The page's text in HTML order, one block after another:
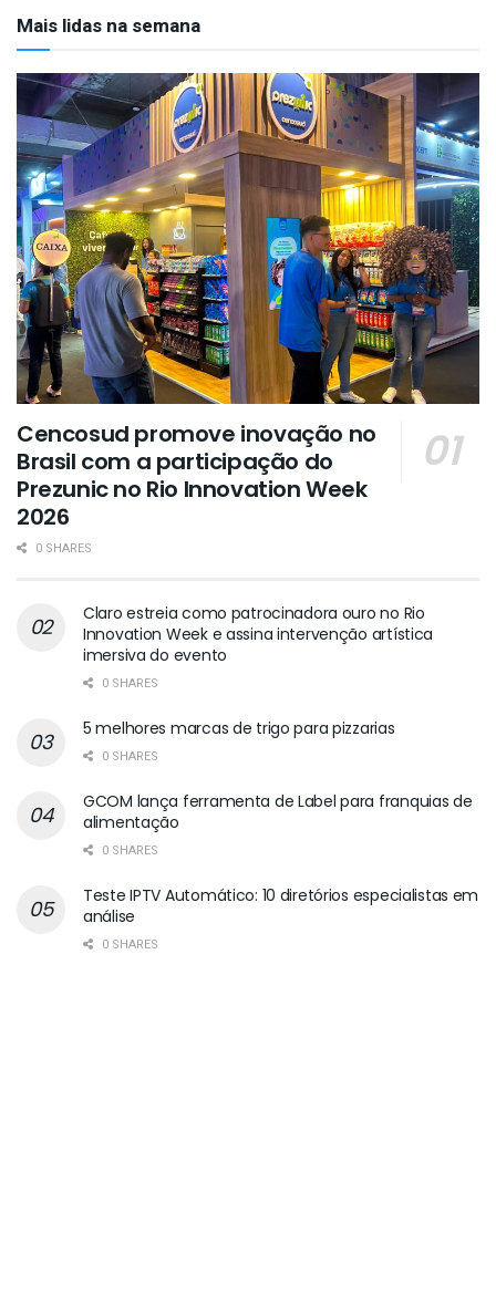
Mais lidas na semana
Cencosud promove inovação no
Brasil com a participação do
Prezunic no Rio Innovation Week
2026
0 SHARES
Claro estreia como patrocinadora ouro no Rio
Innovation Week e assina intervenção artística
imersiva do evento
0 SHARES
5 melhores marcas de trigo para pizzarias
0 SHARES
GCOM lança ferramenta de Label para franquias de
alimentação
0 SHARES
Teste IPTV Automático: 10 diretórios especialistas em
análise
0 SHARES